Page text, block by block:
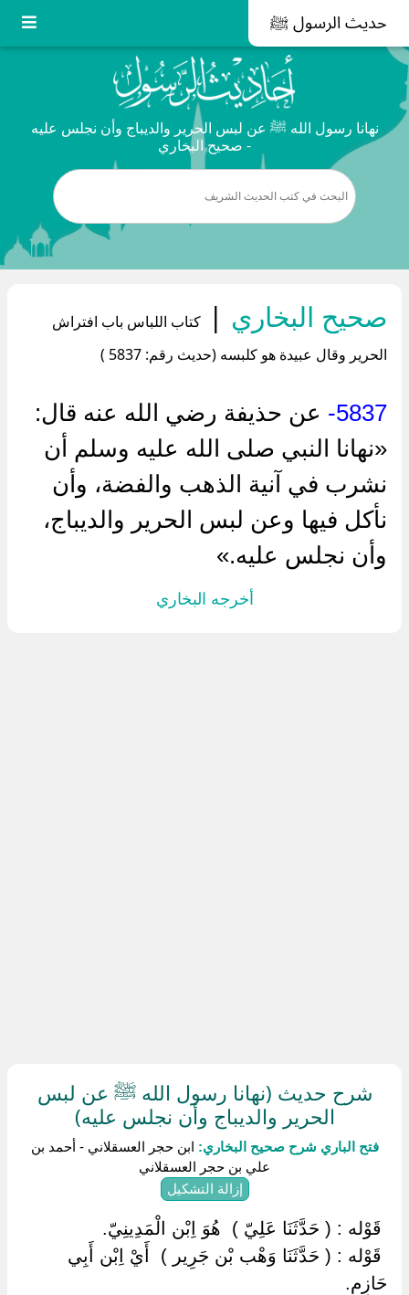
حديث الرسول ﷺ
نهانا رسول الله ﷺ عن لبس الحرير والديباج وأن نجلس عليه
- صحيح البخاري
صحيح البخاري |
كتاب اللباس باب افتراش
الحرير وقال عبيدة هو كلبسه (حديث رقم: 5837 )
5837-
عن ‌حذيفة رضي الله عنه قال:
«نهانا النبي صلى الله عليه وسلم أن
نشرب في آنية الذهب والفضة، وأن
نأكل فيها وعن لبس الحرير والديباج،
وأن نجلس عليه.»
أخرجه البخاري
شرح حديث (نهانا رسول الله ﷺ عن لبس
الحرير والديباج وأن نجلس عليه)
فتح الباري شرح صحيح البخاري: ابن حجر العسقلاني - أحمد بن
علي بن حجر العسقلاني
إزالة التشكيل
‏ ‏قَوْله : ( حَدَّثَنَا عَلِيّ ) ‏ ‏هُوَ اِبْن الْمَدِينِيّ.
‏ ‏قَوْله : ( حَدَّثَنَا وَهْب بْن جَرِير ) ‏ ‏أَيْ اِبْن أَبِي
حَازِم.